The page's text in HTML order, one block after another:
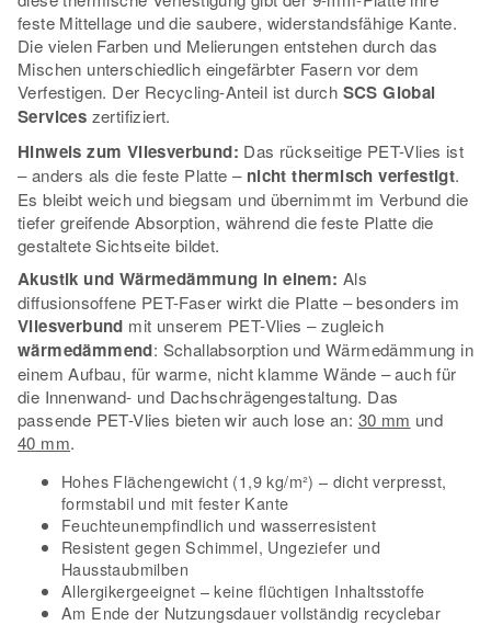
feste Mittellage und die saubere, widerstandsfähige Kante.
Die vielen Farben und Melierungen entstehen durch das
Mischen unterschiedlich eingefärbter Fasern vor dem
Verfestigen. Der Recycling-Anteil ist durch SCS Global
Services zertifiziert.
Hinweis zum Vliesverbund: Das rückseitige PET-Vlies ist
– anders als die feste Platte – nicht thermisch verfestigt.
Es bleibt weich und biegsam und übernimmt im Verbund die
tiefer greifende Absorption, während die feste Platte die
gestaltete Sichtseite bildet.
Akustik und Wärmedämmung in einem: Als
diffusionsoffene PET-Faser wirkt die Platte – besonders im
Vliesverbund mit unserem PET-Vlies – zugleich
wärmedämmend: Schallabsorption und Wärmedämmung in
einem Aufbau, für warme, nicht klamme Wände – auch für
die Innenwand- und Dachschrägengestaltung. Das
passende PET-Vlies bieten wir auch lose an: 30 mm und
40 mm.
Hohes Flächengewicht (1,9 kg/m²) – dicht verpresst,
formstabil und mit fester Kante
Feuchteunempfindlich und wasserresistent
Resistent gegen Schimmel, Ungeziefer und
Hausstaubmilben
Allergikergeeignet – keine flüchtigen Inhaltsstoffe
Am Ende der Nutzungsdauer vollständig recyclebar